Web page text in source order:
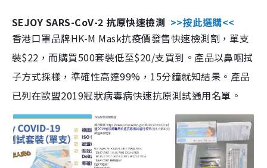
SEJOY SARS-CoV-2 抗原快速檢測 >>按此選購<<
香港口罩品牌HK-M Mask抗疫價發售快速檢測劑，單支
裝$22，而購買500套裝低至$20/支買到。產品以鼻咽拭
子方式採樣，準確性高達99%，15分鐘就知結果。產品
已列在歐盟2019冠狀病毒病快速抗原測試通用名單。